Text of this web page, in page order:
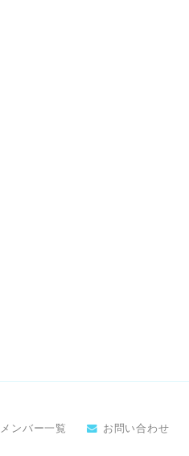
メンバー一覧 お問い合わせ